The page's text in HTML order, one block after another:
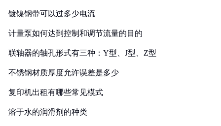
镀镍钢带可以过多少电流
计量泵如何达到控制和调节流量的目的
联轴器的轴孔形式有三种：Y型、J型、Z型
不锈钢材质厚度允许误差是多少
复印机出租有哪些常见模式
溶于水的润滑剂的种类